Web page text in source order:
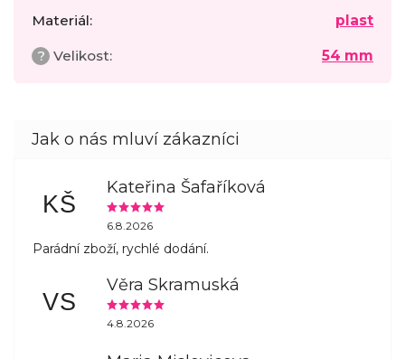
Materiál: plast
? Velikost: 54 mm
KŠ
Kateřina Šafaříková
6.8.2026
Parádní zboží, rychlé dodání.
VS
Věra Skramuská
4.8.2026